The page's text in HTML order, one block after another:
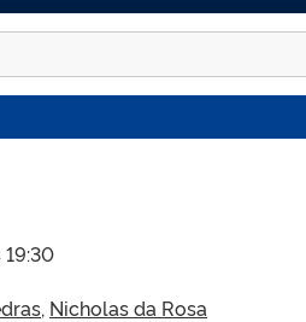
19:30
, Nicholas da Rosa